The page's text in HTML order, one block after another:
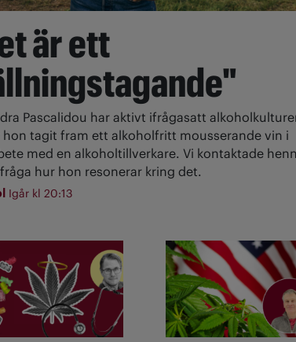
är ett
Pascalidou har aktivt ifrågasatt
hon tagit fram ett alkoholfritt mousserande vin i
med en alkoholtillverkare. Vi kontaktade
hur hon resonerar kring det.
Igår kl 20:13